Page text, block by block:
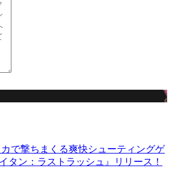
カで撃ちまくる爽快シューティングゲ
タン：ラストラッシュ』リリース！